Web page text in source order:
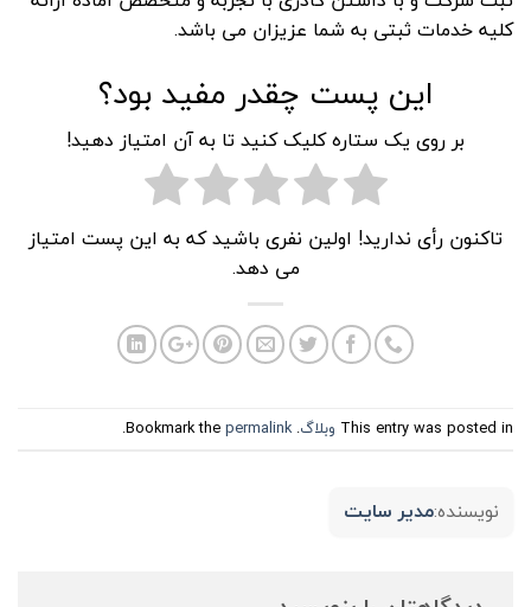
کلیه خدمات ثبتی به شما عزیزان می باشد.
این پست چقدر مفید بود؟
بر روی یک ستاره کلیک کنید تا به آن امتیاز دهید!
تاکنون رأی ندارید! اولین نفری باشید که به این پست امتیاز
می دهد.
This entry was posted in وبلاگ. Bookmark the
permalink
.
نویسنده:مدیر سایت